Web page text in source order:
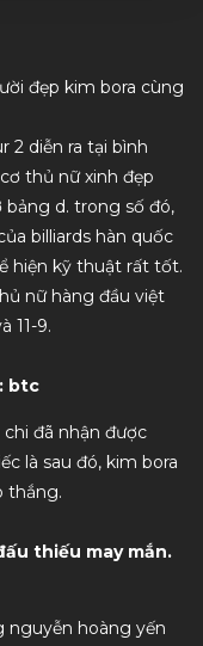
đẹp kim bora cùng
2 diễn ra tại bình
thủ nữ xinh đẹp
d. trong số đó,
billiards hàn quốc
hiện kỹ thuật rất tốt.
nữ hàng đầu việt
11-9.
btc
đã nhận được
là sau đó, kim bora
thắng.
thiếu may mắn.
nguyễn hoàng yến